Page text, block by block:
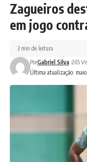
Zagueiros
em jogo
Última atualização:
PorGabriel Silva 265
3 min de leitura